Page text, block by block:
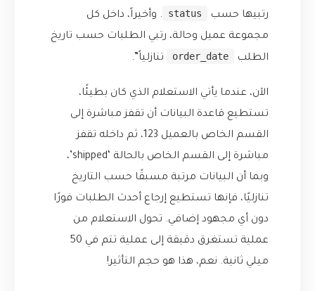
رتبيها حسب
status
. وأخيراً، داخل كل
مجموعة عميل وحالة، رتبي الطلبات حسب تاريخ
الطلب
order_date تنازلياً”.
الآن، عندما يأتي الاستعلام الذي كان بطيئًا،
تستطيع قاعدة البيانات أن تقفز مباشرة إلى
القسم الخاص بالعميل 123، ثم داخله تقفز
مباشرة إلى القسم الخاص بالحالة ‘shipped’،
وبما أن البيانات مرتبة مسبقًا حسب التاريخ
تنازليًا، فإنها تستطيع إرجاع أحدث الطلبات فورًا
دون أي مجهود إضافي. تحول الاستعلام من
عملية تستغرق دقيقة إلى عملية تتم في 50
ميلي ثانية. نعم، هذا هو حجم التأثير!